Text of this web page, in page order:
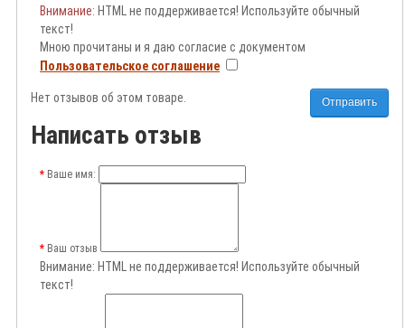
Внимание: HTML не поддерживается! Используйте обычный
текст!
Мною прочитаны и я даю согласие с документом
Пользовательское соглашение
Отправить
Нет отзывов об этом товаре.
Написать отзыв
Ваше имя:
Ваш отзыв
Внимание: HTML не поддерживается! Используйте обычный
текст!